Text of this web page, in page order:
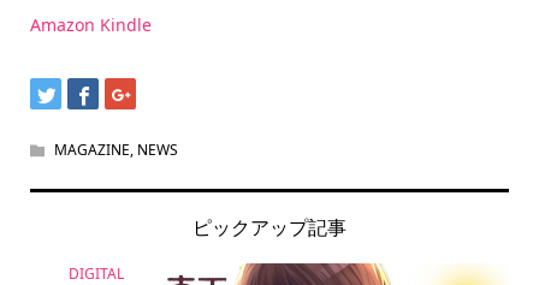
Amazon Kindle
MAGAZINE, NEWS
ピックアップ記事
DIGITAL